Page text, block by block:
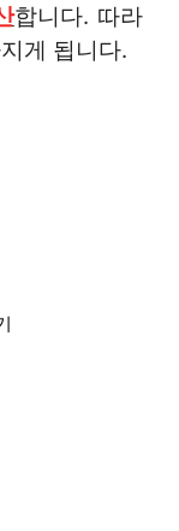
합니다. 따라
게 됩니다.